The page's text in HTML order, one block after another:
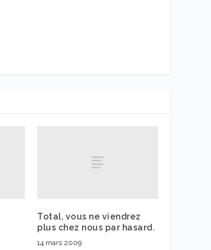
Total, vous ne viendrez
plus chez nous par hasard.
14 mars 2009